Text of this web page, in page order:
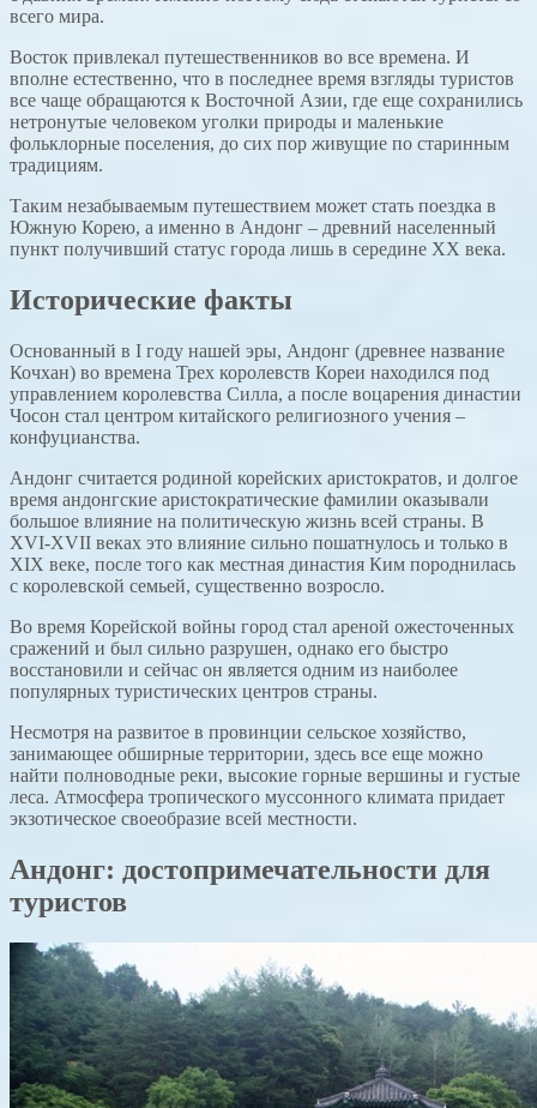
всего мира.
Восток привлекал путешественников во все времена. И
вполне естественно, что в последнее время взгляды туристов
все чаще обращаются к Восточной Азии, где еще сохранились
нетронутые человеком уголки природы и маленькие
фольклорные поселения, до сих пор живущие по старинным
традициям.
Таким незабываемым путешествием может стать поездка в
Южную Корею, а именно в Андонг – древний населенный
пункт получивший статус города лишь в середине XX века.
Исторические факты
Основанный в I году нашей эры, Андонг (древнее название
Кочхан) во времена Трех королевств Кореи находился под
управлением королевства Силла, а после воцарения династии
Чосон стал центром китайского религиозного учения –
конфуцианства.
Андонг считается родиной корейских аристократов, и долгое
время андонгские аристократические фамилии оказывали
большое влияние на политическую жизнь всей страны. В
XVI-XVII веках это влияние сильно пошатнулось и только в
XIX веке, после того как местная династия Ким породнилась
с королевской семьей, существенно возросло.
Во время Корейской войны город стал ареной ожесточенных
сражений и был сильно разрушен, однако его быстро
восстановили и сейчас он является одним из наиболее
популярных туристических центров страны.
Несмотря на развитое в провинции сельское хозяйство,
занимающее обширные территории, здесь все еще можно
найти полноводные реки, высокие горные вершины и густые
леса. Атмосфера тропического муссонного климата придает
экзотическое своеобразие всей местности.
Андонг: достопримечательности для
туристов